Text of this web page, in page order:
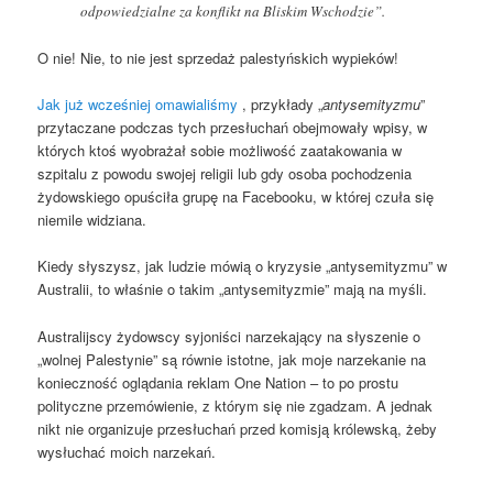
odpowiedzialne za konflikt na Bliskim Wschodzie”.
O nie! Nie, to nie jest sprzedaż palestyńskich wypieków!
Jak już wcześniej omawialiśmy , przykłady „antysemityzmu”
przytaczane podczas tych przesłuchań obejmowały wpisy, w
których ktoś wyobrażał sobie możliwość zaatakowania w
szpitalu z powodu swojej religii lub gdy osoba pochodzenia
żydowskiego opuściła grupę na Facebooku, w której czuła się
niemile widziana.
Kiedy słyszysz, jak ludzie mówią o kryzysie „antysemityzmu” w
Australii, to właśnie o takim „antysemityzmie” mają na myśli.
Australijscy żydowscy syjoniści narzekający na słyszenie o
„wolnej Palestynie” są równie istotne, jak moje narzekanie na
konieczność oglądania reklam One Nation – to po prostu
polityczne przemówienie, z którym się nie zgadzam. A jednak
nikt nie organizuje przesłuchań przed komisją królewską, żeby
wysłuchać moich narzekań.